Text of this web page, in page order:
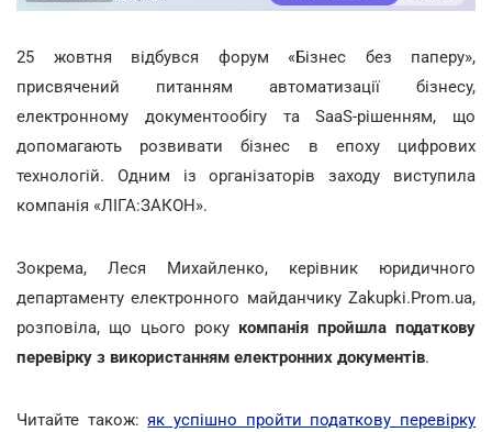
25 жовтня відбувся форум «Бізнес без паперу»,
присвячений питанням автоматизації бізнесу,
електронному документообігу та SaaS-рішенням, що
допомагають розвивати бізнес в епоху цифрових
технологій.
Одним із організаторів заходу виступила
компанія «ЛІГА:ЗАКОН».
Зокрема, Леся Михайленко, керівник юридичного
департаменту електронного майданчику Zakupki.Prom.ua,
розповіла, що цього року компанія пройшла податкову
перевірку з використанням електронних документів.
Читайте також:як успішно пройти податкову перевірку